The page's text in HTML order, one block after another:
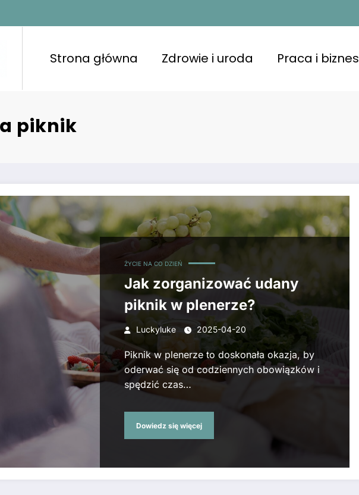
Strona główna Zdrowie i uroda Praca i biznes
piknik
ŻYCIE NA CO DZIEŃ
Jak zorganizować udany
piknik w plenerze?
Luckyluke 2025-04-20
Piknik w plenerze to doskonała okazja, by
oderwać się od codziennych obowiązków i
spędzić czas…
Dowiedz się więcej